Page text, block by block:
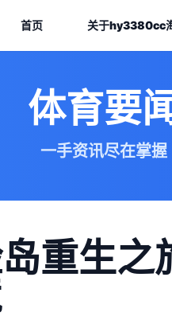
首页 关于hy3380cc
体育要
一手资讯尽在掌握
重生之